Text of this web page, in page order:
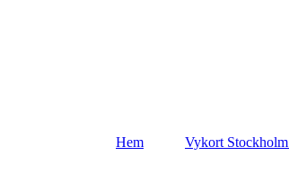
Hem Vykort Stockholm